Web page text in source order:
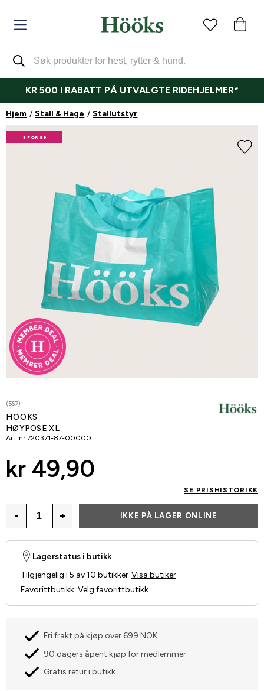
KR 500 I RABATT PÅ UTVALGTE RIDEHJELMER*
Hjem Stall & Hage Stallutstyr
3 FOR 99
(567)
HÖÖKS
HØYPOSE XL
Art. nr 720371-87-00000
kr 49,90
SE PRISHISTORIKK
- + IKKE PÅ LAGER ONLINE
Lagerstatus i butikk
Tilgjengelig i 5 av 10 butikker Visa butiker
Favorittbutikk: Velg favorittbutikk
Fri frakt på kjøp over 699 NOK
90 dagers åpent kjøp for medlemmer
Gratis retur i butikk